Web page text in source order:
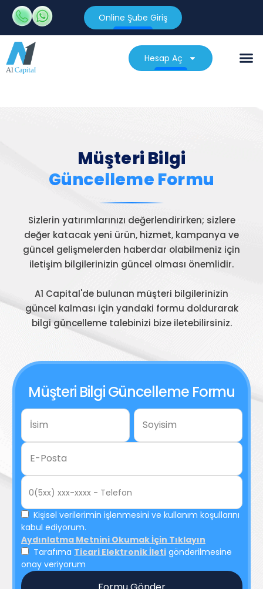
Online Şube Giriş
Hesap Aç
Müşteri Bilgi
Güncelleme Formu
Sizlerin yatırımlarınızı değerlendirirken; sizlere
değer katacak yeni ürün, hizmet, kampanya ve
güncel gelişmelerden haberdar olabilmeniz için
iletişim bilgilerinizin güncel olması önemlidir.
A1 Capital'de bulunan müşteri bilgilerinizin
güncel kalması için yandaki formu doldurarak
bilgi güncelleme talebinizi bize iletebilirsiniz.
Müşteri Bilgi Güncelleme Formu